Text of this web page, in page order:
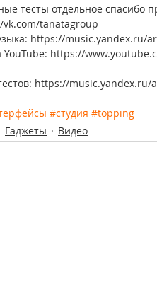
тесты отдельное спасибо
tanatagroup
https://music.yandex.ru/
YouTube: https://
https://music.yandex.ru/
#студия #topping
Гаджеты Видео